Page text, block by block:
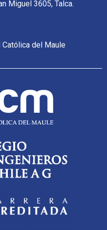
Miguel 3605, Talca.
del Maule